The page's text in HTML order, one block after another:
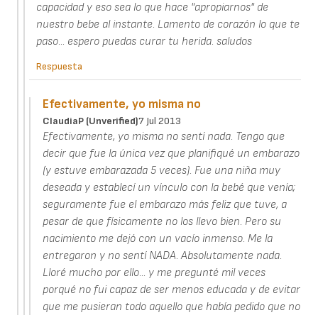
capacidad y eso sea lo que hace "apropiarnos" de
nuestro bebe al instante. Lamento de corazón lo que te
paso... espero puedas curar tu herida. saludos
Respuesta
Efectivamente, yo misma no
ClaudiaP (unverified)7 Jul 2013
Efectivamente, yo misma no sentí nada. Tengo que
decir que fue la única vez que planifiqué un embarazo
(y estuve embarazada 5 veces). Fue una niña muy
deseada y establecí un vínculo con la bebé que venía;
seguramente fue el embarazo más feliz que tuve, a
pesar de que físicamente no los llevo bien. Pero su
nacimiento me dejó con un vacío inmenso. Me la
entregaron y no sentí NADA. Absolutamente nada.
Lloré mucho por ello... y me pregunté mil veces
porqué no fui capaz de ser menos educada y de evitar
que me pusieran todo aquello que había pedido que no